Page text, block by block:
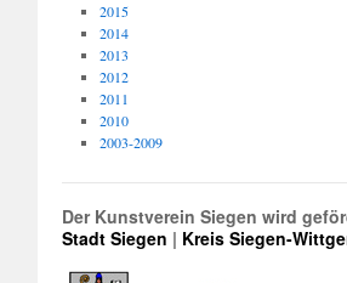
2015
2014
2013
2012
2011
2010
2003-2009
Der Kunstverein Siegen wird
Stadt Siegen | Kreis Siegen-